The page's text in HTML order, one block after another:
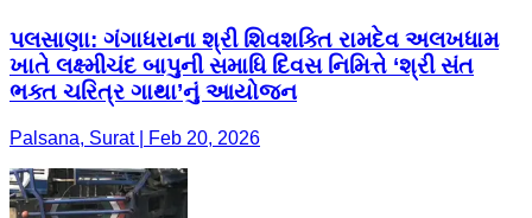
પલસાણા: ગંગાધરાના શ્રી શિવશક્તિ રામદેવ અલખધામ
ખાતે લક્ષ્મીચંદ બાપુની સમાધિ દિવસ નિમિત્તે ‘શ્રી સંત
ભક્ત ચરિત્ર ગાથા’નું આયોજન
Palsana, Surat | Feb 20, 2026